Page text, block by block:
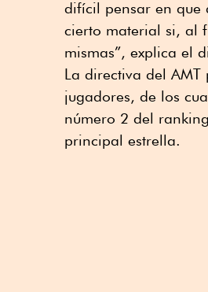
difícil pensar en que
cierto material si, al
mismas”, explica el
La directiva del
jugadores, de los
número 2 del
principal estrella.